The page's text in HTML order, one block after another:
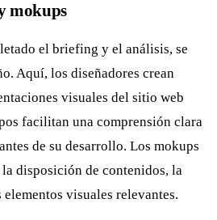
mokups
el briefing y el análisis, se
Aquí, los diseñadores crean
visuales del sitio web
facilitan una comprensión clara
de su desarrollo. Los mokups
disposición de contenidos, la
visuales relevantes.